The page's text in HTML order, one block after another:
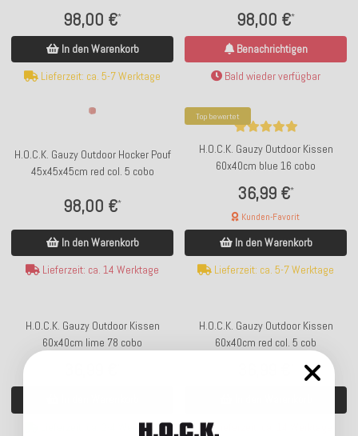
98,00 €*
In den Warenkorb
Lieferzeit: ca. 5-7 Werktage
98,00 €*
Benachrichtigen
Bald wieder verfügbar
H.O.C.K. Gauzy Outdoor Hocker Pouf
45x45x45cm red col. 5 cobo
98,00 €*
In den Warenkorb
Lieferzeit: ca. 14 Werktage
Top bewertet
H.O.C.K. Gauzy Outdoor Kissen
60x40cm blue 16 cobo
36,99 €*
Kunden-Favorit
In den Warenkorb
Lieferzeit: ca. 5-7 Werktage
H.O.C.K. Gauzy Outdoor Kissen
60x40cm lime 78 cobo
Lieferzeit: ca. 2-4 Werktage
H.O.C.K. Gauzy Outdoor Kissen
60x40cm red col. 5 cob
Lieferzeit: ca. 14 Werktage